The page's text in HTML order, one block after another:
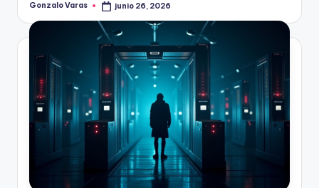
Publicado
Gonzalo Varas junio 26, 2026